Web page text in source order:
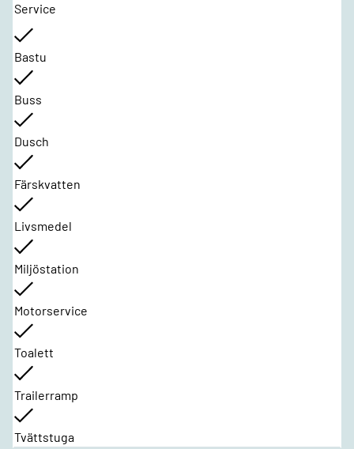
Service
Bastu
Buss
Dusch
Färskvatten
Livsmedel
Miljöstation
Motorservice
Toalett
Trailerramp
Tvättstuga